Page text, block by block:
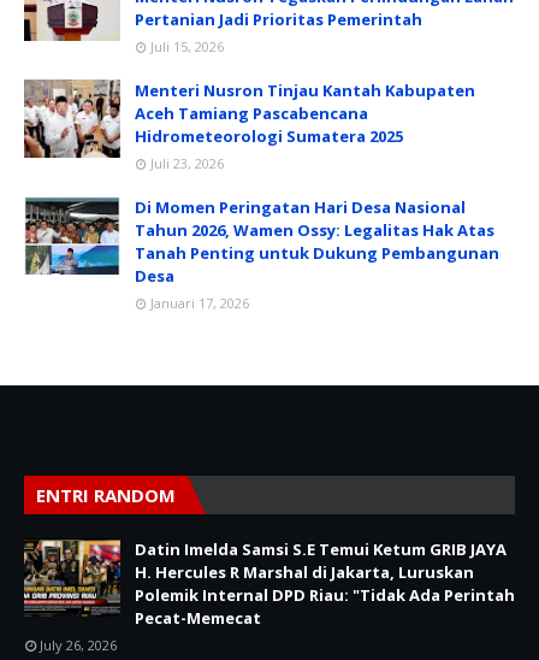
Pertanian Jadi Prioritas Pemerintah
Juli 15, 2026
Menteri Nusron Tinjau Kantah Kabupaten
Aceh Tamiang Pascabencana
Hidrometeorologi Sumatera 2025
Juli 23, 2026
Di Momen Peringatan Hari Desa Nasional
Tahun 2026, Wamen Ossy: Legalitas Hak Atas
Tanah Penting untuk Dukung Pembangunan
Desa
Januari 17, 2026
ENTRI RANDOM
Datin Imelda Samsi S.E Temui Ketum GRIB JAYA
H. Hercules R Marshal di Jakarta, Luruskan
Polemik Internal DPD Riau: "Tidak Ada Perintah
Pecat-Memecat
July 26, 2026